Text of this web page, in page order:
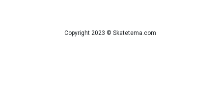
Copyright 2023 © Skatetema.com